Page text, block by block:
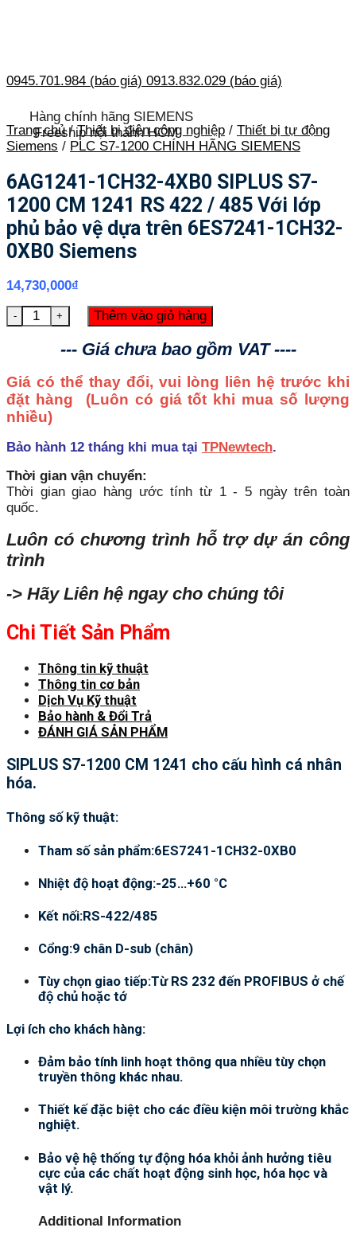
0945.701.984 (báo giá) 0913.832.029 (báo giá)
Hàng chính hãng SIEMENS
Freeship nội thành HCM
Trang chủ / Thiết bị điện công nghiệp / Thiết bị tự động
Siemens / PLC S7-1200 CHÍNH HÃNG SIEMENS
6AG1241-1CH32-4XB0 SIPLUS S7-
1200 CM 1241 RS 422 / 485 Với lớp
phủ bảo vệ dựa trên 6ES7241-1CH32-
0XB0 Siemens
14,730,000₫
6AG1241-1CH32-4XB0 SIPLUS S7-1200 CM 1241 RS
Thêm vào giỏ hàng
--- Giá chưa bao gồm VAT ----
Giá có thể thay đổi, vui lòng liên hệ trước khi
đặt hàng (Luôn có giá tốt khi mua số lượng
nhiều)
Bảo hành 12 tháng khi mua tại TPNewtech.
Thời gian vận chuyển:
Thời gian giao hàng ước tính từ 1 - 5 ngày trên toàn
quốc.
Luôn có chương trình hỗ trợ dự án công
trình
-> Hãy Liên hệ ngay cho chúng tôi
Chi Tiết Sản Phẩm
Thông tin kỹ thuật
Thông tin cơ bản
Dịch Vụ Kỹ thuật
Bảo hành & Đổi Trả
ĐÁNH GIÁ SẢN PHẨM
SIPLUS S7-1200 CM 1241 cho cấu hình cá nhân
hóa.
Thông số kỹ thuật:
Tham số sản phẩm:6ES7241-1CH32-0XB0
Nhiệt độ hoạt động:-25…+60 °C
Kết nối:RS-422/485
Cổng:9 chân D-sub (chân)
Tùy chọn giao tiếp:Từ RS 232 đến PROFIBUS ở chế
độ chủ hoặc tớ
Lợi ích cho khách hàng:
Đảm bảo tính linh hoạt thông qua nhiều tùy chọn
truyền thông khác nhau.
Thiết kế đặc biệt cho các điều kiện môi trường khắc
nghiệt.
Bảo vệ hệ thống tự động hóa khỏi ảnh hưởng tiêu
cực của các chất hoạt động sinh học, hóa học và
vật lý.
Additional Information